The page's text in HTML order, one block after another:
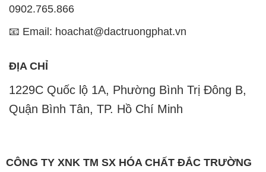
0902.765.866
📧 Email: hoachat@dactruongphat.vn
ĐỊA CHỈ
1229C Quốc lộ 1A, Phường Bình Trị Đông B,
Quận Bình Tân, TP. Hồ Chí Minh
CÔNG TY XNK TM SX HÓA CHẤT ĐẮC TRƯỜNG